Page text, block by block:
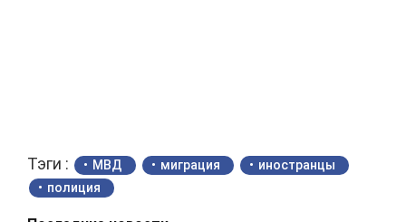
Тэги : МВД миграция
иностранцы
полиция